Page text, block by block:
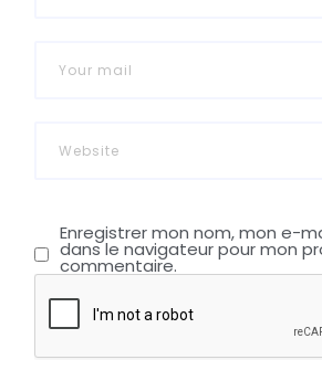
Enregistrer mon nom, mon e-
dans le navigateur pour mon
commentaire.